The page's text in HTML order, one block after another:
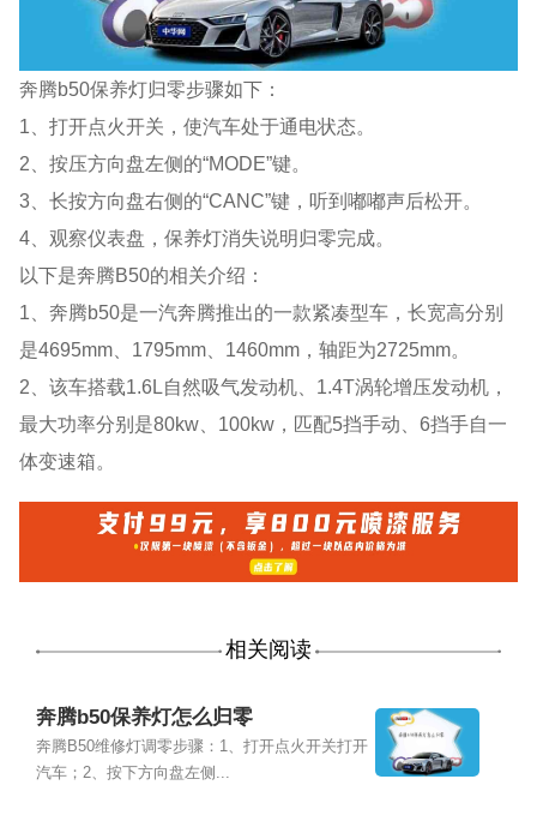
奔腾b50保养灯归零步骤如下：
1、打开点火开关，使汽车处于通电状态。
2、按压方向盘左侧的“MODE”键。
3、长按方向盘右侧的“CANC”键，听到嘟嘟声后松开。
4、观察仪表盘，保养灯消失说明归零完成。
以下是奔腾B50的相关介绍：
1、奔腾b50是一汽奔腾推出的一款紧凑型车，长宽高分别
是4695mm、1795mm、1460mm，轴距为2725mm。
2、该车搭载1.6L自然吸气发动机、1.4T涡轮增压发动机，
最大功率分别是80kw、100kw，匹配5挡手动、6挡手自一
体变速箱。
相关阅读
奔腾b50保养灯怎么归零
奔腾B50维修灯调零步骤：1、打开点火开关打开
汽车；2、按下方向盘左侧...